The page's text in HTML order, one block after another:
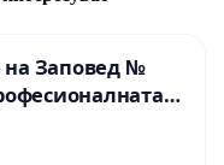
на Заповед №
в
по икономика и